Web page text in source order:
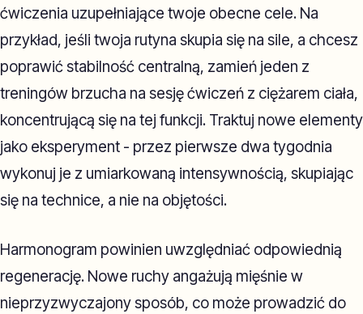
ćwiczenia uzupełniające twoje obecne cele. Na
przykład, jeśli twoja rutyna skupia się na sile, a chcesz
poprawić stabilność centralną, zamień jeden z
treningów brzucha na sesję ćwiczeń z ciężarem ciała,
koncentrującą się na tej funkcji. Traktuj nowe elementy
jako eksperyment - przez pierwsze dwa tygodnia
wykonuj je z umiarkowaną intensywnością, skupiając
się na technice, a nie na objętości.
Harmonogram powinien uwzględniać odpowiednią
regenerację. Nowe ruchy angażują mięśnie w
nieprzyzwyczajony sposób, co może prowadzić do